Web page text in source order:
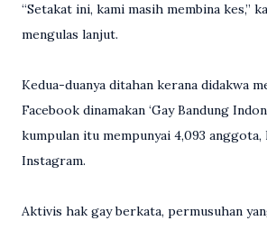
“Setakat ini, kami masih membina kes,”
mengulas lanjut.
Kedua-duanya ditahan kerana didakwa
Facebook dinamakan ‘Gay Bandung
kumpulan itu mempunyai 4,093
Instagram.
Aktivis hak gay berkata, permusuhan